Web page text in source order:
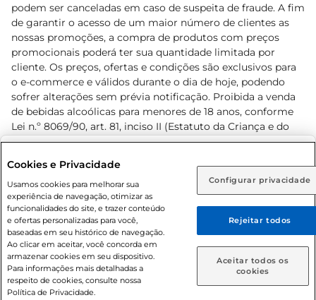
Rio de Janeiro (RJ) Goiás (GO)
Ou
Caso queira comprar online, informe como deseja receber
suas compras:
Entrega em casa Retire em Loja
podem ser canceladas em caso de suspeita de fraude. A fim
de garantir o acesso de um maior número de clientes as
nossas promoções, a compra de produtos com preços
promocionais poderá ter sua quantidade limitada por
cliente. Os preços, ofertas e condições são exclusivos para
o e-commerce e válidos durante o dia de hoje, podendo
sofrer alterações sem prévia notificação. Proibida a venda
de bebidas alcoólicas para menores de 18 anos, conforme
Lei n.º 8069/90, art. 81, inciso II (Estatuto da Criança e do
Adolescente). Preços e condições exclusivos para o
prévio. O valor mínimo para as compras on-line é de R$
80,00.
© 2026 Copyright. Todos os direitos
reservados Prezunic.
Cookies e Privacidade
Usamos cookies para melhorar sua
experiência de navegação, otimizar as
funcionalidades do site, e trazer conteúdo
e ofertas personalizadas para você,
baseadas em seu histórico de navegação.
Ao clicar em aceitar, você concorda em
armazenar cookies em seu dispositivo.
Para informações mais detalhadas a
respeito de cookies, consulte nossa
Política de Privacidade.
Configurar privacidade
Rejeitar todos
Aceitar todos os
cookies